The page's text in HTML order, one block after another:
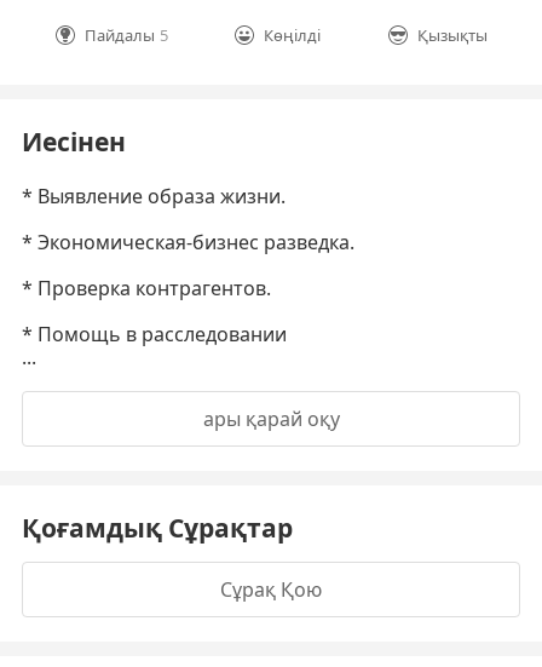
Пайдалы 5 Көңілді Қызықты
Иесінен
* Выявление образа жизни.
* Экономическая-бизнес разведка.
* Проверка контрагентов.
* Помощь в расследовании
...
ары қарай оқу
Қоғамдық Сұрақтар
Сұрақ Қою